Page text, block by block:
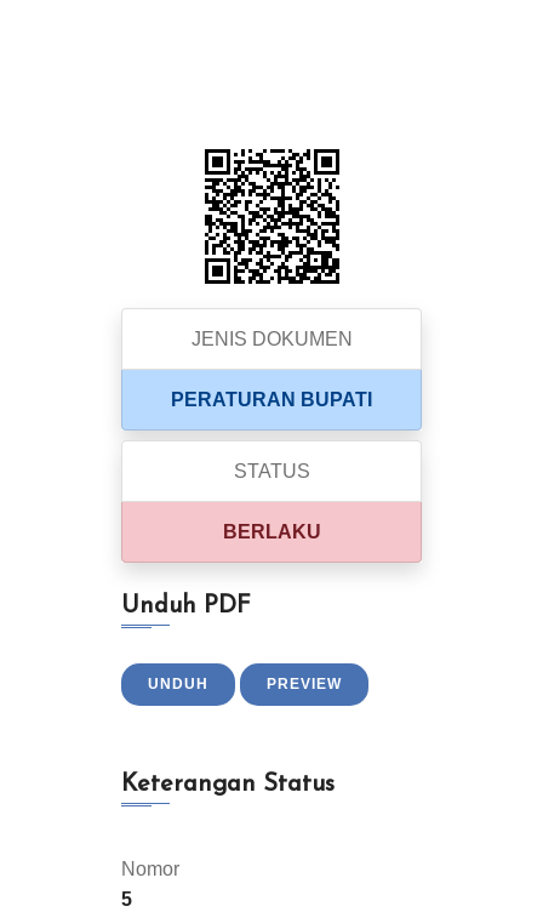
JENIS DOKUMEN
PERATURAN BUPATI
STATUS
BERLAKU
Unduh PDF
UNDUH PREVIEW
Keterangan Status
Nomor
5